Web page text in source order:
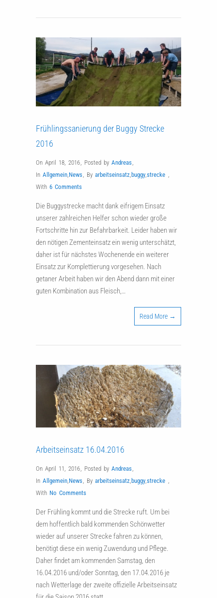
Frühlingssanierung der Buggy Strecke
2016
On April 18, 2016 Posted by Andreas
In Allgemein News By arbeitseinsatz buggy strecke
With 6 Comments
Die Buggystrecke macht dank eifrigem Einsatz
unserer zahlreichen Helfer schon wieder große
Fortschritte hin zur Befahrbarkeit. Leider haben wir
den nötigen Zementeinsatz ein wenig unterschätzt,
daher ist für nächstes Wochenende ein weiterer
Einsatz zur Komplettierung vorgesehen. Nach
getaner Arbeit haben wir den Abend dann mit einer
guten Kombination aus Fleisch,…
Read More →
Arbeitseinsatz 16.04.2016
On April 11, 2016, Posted by Andreas,
In Allgemein,News, By arbeitseinsatz, buggy,strecke ,
With No Comments
Der Frühling kommt und die Strecke ruft. Um bei
dem hoffentlich bald kommenden Schönwetter
wieder auf unserer Strecke fahren zu können,
benötigt diese ein wenig Zuwendung und Pflege.
Daher findet am kommenden Samstag, den
16.04.2016 und/oder Sonntag, den 17.04.2016 je
nach Wetterlage der zweite offizielle Arbeitseinsatz